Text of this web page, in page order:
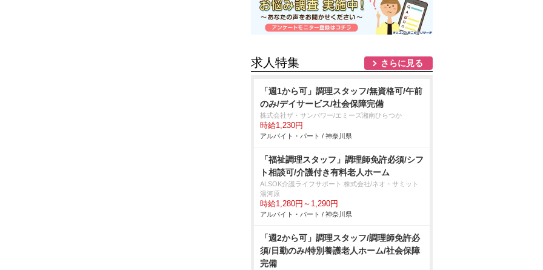
求人特集 さらに見る
「週1から可」調理スタッフ/無資格可/午前
のみ/デイサービス/社会保障完備
株式会社ザ・サンパワー/エミーズ湘南ひらつか
時給1,230円
アルバイト・パート / 神奈川県
「福祉調理スタッフ」調理師免許必須/シフ
ト相談可/介護付き有料老人ホーム
ALSOK介護ライフサポート 株式会社/ネオ・サミット
湯河原
時給1,280円～1,290円
アルバイト・パート / 神奈川県
「週2から可」調理スタッフ/調理師免許必
須/日勤のみ/特別養護老人ホーム/社会保障
完備